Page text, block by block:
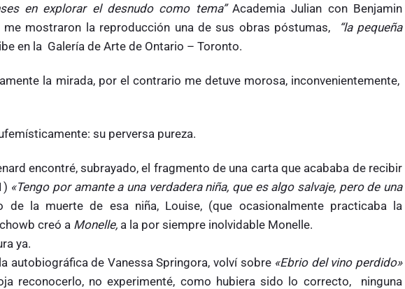
en explorar el desnudo como tema” Academia Julian con Benjamin
me mostraron la reproducción una de sus obras póstumas,
“la pequeña
en la Galería de Arte de Ontario – Toronto.
la mirada, por el contrario me detuve morosa, inconvenientemente,
su perversa pureza.
encontré, subrayado, el fragmento de una carta que acababa de recibir
«Tengo por amante a una verdadera niña, que es algo salvaje, pero de una
la muerte de esa niña, Louise, (que ocasionalmente practicaba la
creó a Monelle, a la por siempre inolvidable Monelle.
ya.
autobiográfica de Vanessa Springora, volví sobre «Ebrio del vino perdido»
reconocerlo, no experimenté, como hubiera sido lo correcto, ninguna